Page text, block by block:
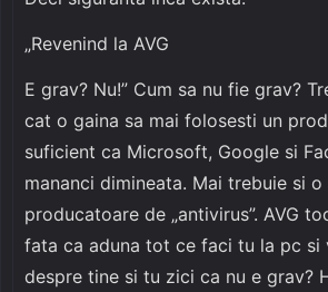
„Revenind la AVG
E grav? Nu!” Cum sa nu fie grav?
cat o gaina sa mai folosesti un
suficient ca Microsoft, Google si
mananci dimineata. Mai trebuie si
producatoare de „antivirus”. AVG
fata ca aduna tot ce faci tu la pc si
despre tine si tu zici ca nu e grav?